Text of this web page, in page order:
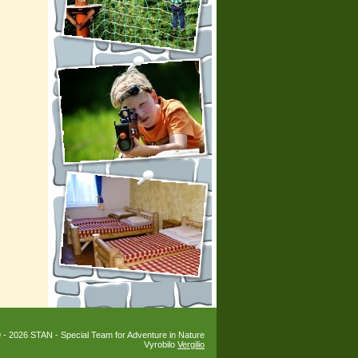
2026 STAN - Special Team for Adventure in Nature
Vyrobilo Vergilio